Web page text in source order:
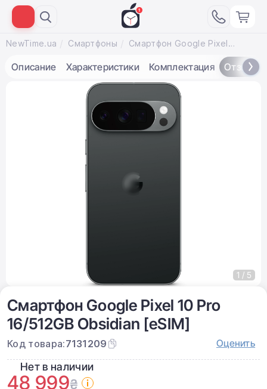
NewTime.ua Смартфоны Смартфон Google Pixel 10 Pro 16/512GB Obsidian [eSIM]
Описание Характеристики Комплектация Отзывы
Смартфон Google Pixel 10 Pro
16/512GB Obsidian [eSIM]
Код товара:7131209 Оценить
Нет в наличии
48 999₴
1 / 5